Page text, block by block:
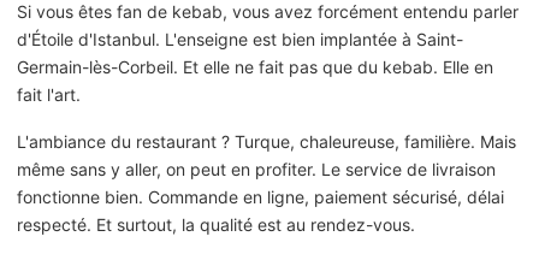
Si vous êtes fan de kebab, vous avez forcément entendu parler
d'Étoile d'Istanbul. L'enseigne est bien implantée à Saint-
Germain-lès-Corbeil. Et elle ne fait pas que du kebab. Elle en
fait l'art.
L'ambiance du restaurant ? Turque, chaleureuse, familière. Mais
même sans y aller, on peut en profiter. Le service de livraison
fonctionne bien. Commande en ligne, paiement sécurisé, délai
respecté. Et surtout, la qualité est au rendez-vous.